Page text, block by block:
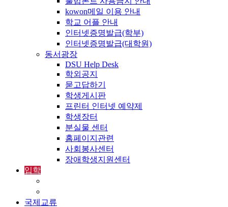
kowon메일 이용 안내
학교 어플 안내
인터넷증명발급(학부)
인터넷증명발급(대학원)
동서광장
DSU Help Desk
학외공지
묻고답하기
학생게시판
프린터 인터넷 예약제
학생장터
분실물 센터
홈페이지관련
사회봉사센터
장애학생지원센터
입학
국제교류